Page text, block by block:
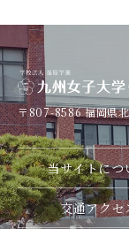
入学試験問題
オープンキャン
WEB相談会
大学見学
〒807-8586福岡県
当サイトにつ
交通アクセ